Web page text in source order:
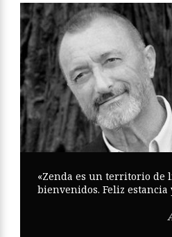
«Zenda es un territorio de
bienvenidos. Feliz estancia